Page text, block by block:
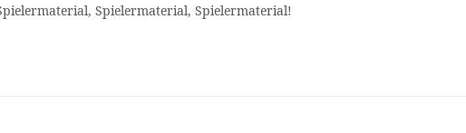
Spielermaterial, Spielermaterial!